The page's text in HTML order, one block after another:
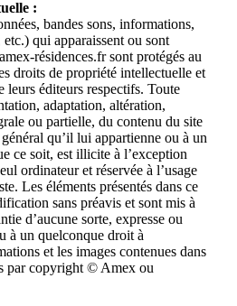
:
bandes sons, informations,
qui apparaissent ou sont
résidences.fr sont protégés au
droits de propriété intellectuelle et
leurs éditeurs respectifs. Toute
adaptation, altération,
ou partielle, du contenu du site
qu’il lui appartienne ou à un
ce soit, est illicite à l’exception
ordinateur et réservée à l’usage
Les éléments présentés dans ce
sans préavis et sont mis à
d’aucune sorte, expresse ou
à un quelconque droit à
et les images contenues dans
par copyright © Amex ou